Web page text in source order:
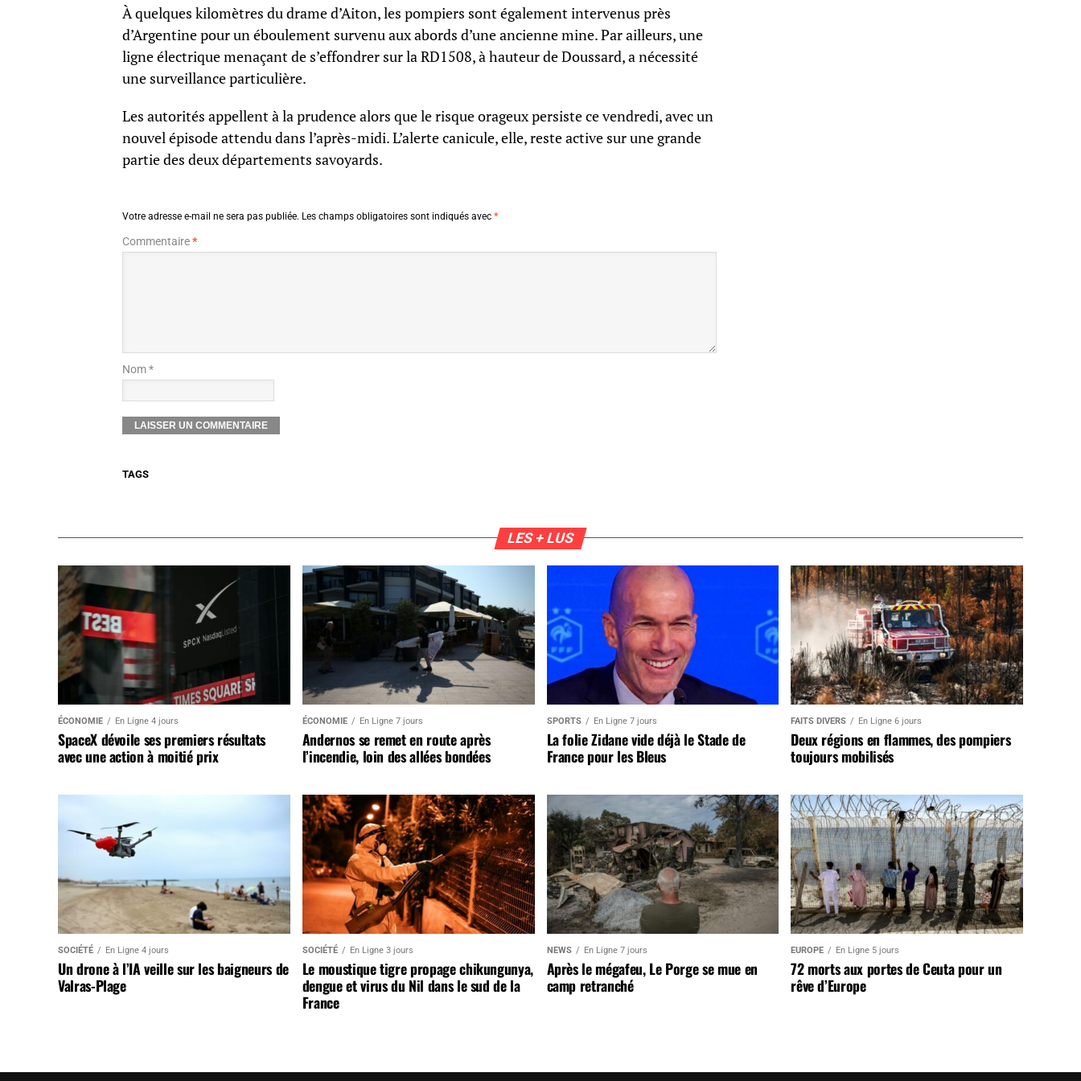
À quelques kilomètres du drame d’Aiton, les pompiers sont également intervenus près
d’Argentine pour un éboulement survenu aux abords d’une ancienne mine. Par ailleurs, une
ligne électrique menaçant de s’effondrer sur la RD1508, à hauteur de Doussard, a nécessité
une surveillance particulière.
Les autorités appellent à la prudence alors que le risque orageux persiste ce vendredi, avec un
nouvel épisode attendu dans l’après-midi. L’alerte canicule, elle, reste active sur une grande
partie des deux départements savoyards.
Votre adresse e-mail ne sera pas publiée. Les champs obligatoires sont indiqués avec *
Commentaire*
Nom *
TAGS
LES + LUS
ÉCONOMIE En Ligne 4 jours
SpaceX dévoile ses premiers résultats
avec une action à moitié prix
ÉCONOMIE En Ligne 7 jours
Andernos se remet en route après
l’incendie, loin des allées bondées
SPORTS En Ligne 7 jours
La folie Zidane vide déjà le Stade de
France pour les Bleus
FAITS DIVERS En Ligne 6 jours
Deux régions en flammes, des pompiers
toujours mobilisés
SOCIÉTÉ En Ligne 4 jours
Un drone à l’IA veille sur les baigneurs de
Valras-Plage
SOCIÉTÉ En Ligne 3 jours
Le moustique tigre propage chikungunya,
dengue et virus du Nil dans le sud de la
France
NEWS En Ligne 7 jours
Après le mégafeu, Le Porge se mue en
camp retranché
EUROPE En Ligne 5 jours
72 morts aux portes de Ceuta pour un
rêve d’Europe